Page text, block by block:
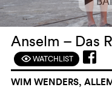
Anselm – Das
FWATCHLIST
WIM WENDERS,